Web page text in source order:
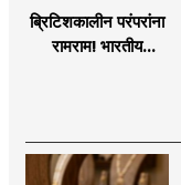
ब्रिटिशकालीन परंपरांना
रामराम! भारतीय